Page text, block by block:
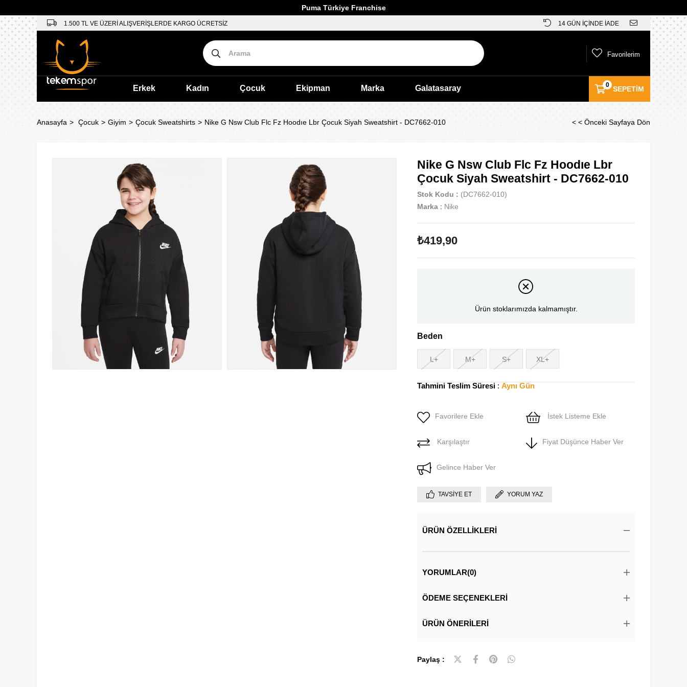
Puma Türkiye Franchise
1.500 TL VE ÜZERİ ALIŞVERİŞLERDE KARGO ÜCRETSİZ 14 GÜN İÇİNDE İADE
SEPETIM
0
Favorilerim
Erkek Kadın Çocuk Ekipman Marka Galatasaray
Anasayfa Çocuk Giyim Çocuk Sweatshirts Nike G Nsw Club Flc Fz Hoodıe Lbr Çocuk Siyah Sweatshirt - DC7662-010 < < Önceki Sayfaya Dön
Nike G Nsw Club Flc Fz Hoodıe Lbr
Çocuk Siyah Sweatshirt - DC7662-010
Stok Kodu
(DC7662-010)
Marka : Nike
₺419,90
Ürün stoklarımızda kalmamıştır.
Beden
L+ M+ S+ XL+
Tahmini Teslim Süresi : Aynı Gün
Favorilere Ekle İstek Listeme Ekle
Karşılaştır Fiyat Düşünce Haber Ver
Gelince Haber Ver
TAVSIYE ET YORUM YAZ
ÜRÜN ÖZELLIKLERI
YORUMLAR(0)
ÖDEME SEÇENEKLERI
ÜRÜN ÖNERILERI
Paylaş :